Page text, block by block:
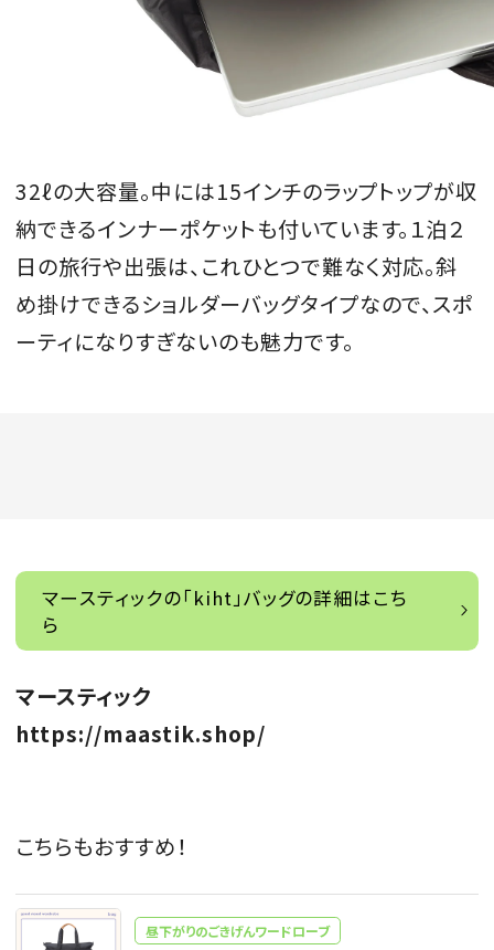
32ℓの大容量。中には15インチのラップトップが収
納できるインナーポケットも付いています。１泊２
日の旅行や出張は、これひとつで難なく対応。斜
め掛けできるショルダーバッグタイプなので、スポ
ーティになりすぎないのも魅力です。
マースティックの「kiht」バッグの詳細はこち
ら
マースティック
https://maastik.shop/
こちらもおすすめ！
昼下がりのごきげんワードローブ